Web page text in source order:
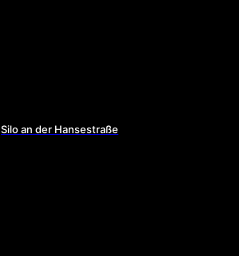
Silo an der Hansestraße